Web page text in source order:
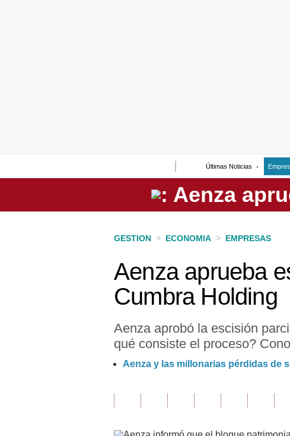
Últimas Noticias
Perú
GESTION > ECONOMIA > EMPRESAS
Aenza aprueba
Cumbra Holding
Aenza aprobó la escisión
qué consiste el proceso?
Aenza y las millonarias pérdidas de